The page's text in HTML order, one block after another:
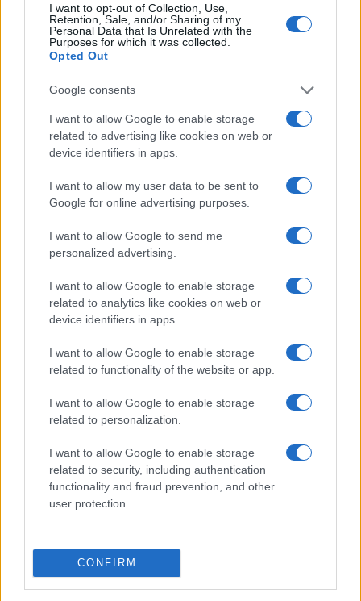
I want to opt-out of Collection, Use,
Retention, Sale, and/or Sharing of my
Personal Data that Is Unrelated with the
Purposes for which it was collected.
Opted Out
Google consents
I want to allow Google to enable storage
related to advertising like cookies on web or
device identifiers in apps.
I want to allow my user data to be sent to
Google for online advertising purposes.
I want to allow Google to send me
personalized advertising.
I want to allow Google to enable storage
related to analytics like cookies on web or
device identifiers in apps.
I want to allow Google to enable storage
related to functionality of the website or app.
I want to allow Google to enable storage
related to personalization.
I want to allow Google to enable storage
related to security, including authentication
functionality and fraud prevention, and other
user protection.
CONFIRM